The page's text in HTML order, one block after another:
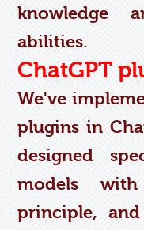
knowledge
abilities.
ChatGPT
We've
plugins in
designed
models
principle, and